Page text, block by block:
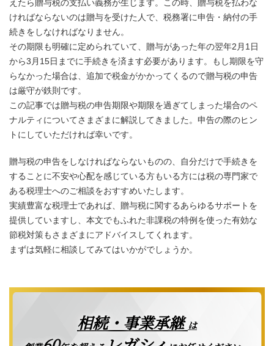
えたら贈与税の支払い義務が生じます。この時、贈与税を払わな
ければならないのは贈与を受けた人で、税務署に申告・納付の手
続きをしなければなりません。
その期限も明確に定められていて、贈与があった年の翌年2月1日
から3月15日までに手続きを済ます必要があります。もし期限を守
らなかった場合は、追加で税金がかかってくるので贈与税の申告
は厳守が鉄則です。
この記事では贈与税の申告期限や期限を過ぎてしまった場合のペ
ナルティについてさまざまに解説してきました。申告の際のヒン
トにしていただければ幸いです。
贈与税の申告をしなければならないものの、自分だけで手続きを
することに不安や心配を感じている方もいる方には税の専門家で
ある税理士へのご相談をおすすめいたします。
実績豊富な税理士であれば、贈与税に関するあらゆるサポートを
提供していますし、本文でもふれた非課税の特例を使った有効な
節税対策もさまざまにアドバイスしてくれます。
まずは気軽に相談してみてはいかがでしょうか。
相続・事業承継は